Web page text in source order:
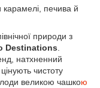
карамелі, печива й
природи з
Destinations.
натхненний
чистоту
великою чашкою